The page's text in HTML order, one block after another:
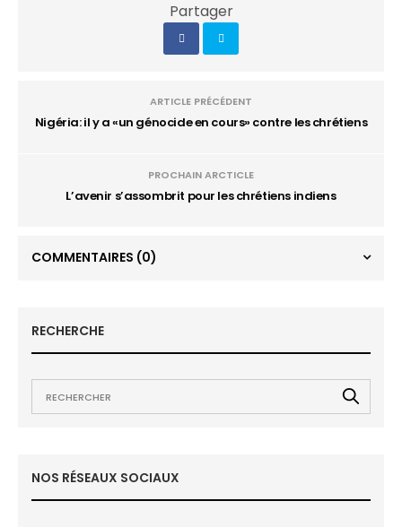
Partager
ARTICLE PRÉCÉDENT
Nigéria: il y a «un génocide en cours» contre les chrétiens
PROCHAIN ARCTICLE
L’avenir s’assombrit pour les chrétiens indiens
COMMENTAIRES (0)
RECHERCHE
NOS RÉSEAUX SOCIAUX